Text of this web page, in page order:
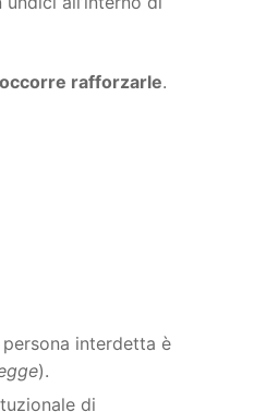
rafforzarle.
interdetta è
).
di